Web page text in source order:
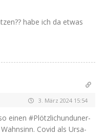
habe ich da etwas
3. März 2024 15:54
einen #Plötz­li­chund­un­er­
Covid als Ursa­